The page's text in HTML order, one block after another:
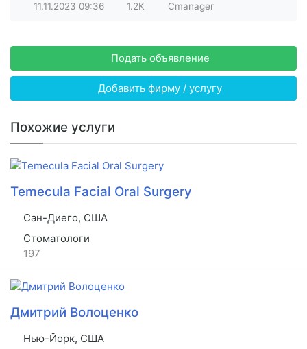
11.11.2023 09:36 1.2K Cmanager
Подать объявление
Добавить фирму / услугу
Похожие услуги
Temecula Facial Oral Surgery
Сан-Диего, США
Стоматологи
197
Дмитрий Волоценко
Нью-Йорк, США